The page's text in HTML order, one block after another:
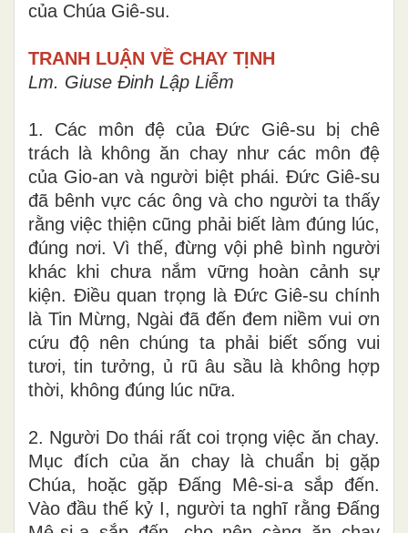
của Chúa Giê-su.
TRANH LUẬN VỀ CHAY TỊNH
Lm. Giuse Đinh Lập Liễm
1. Các môn đệ của Đức Giê-su bị chê
trách là không ăn chay như các môn đệ
của Gio-an và người biệt phái. Đức Giê-su
đã bênh vực các ông và cho người ta thấy
rằng việc thiện cũng phải biết làm đúng lúc,
đúng nơi. Vì thế, đừng vội phê bình người
khác khi chưa nắm vững hoàn cảnh sự
kiện. Điều quan trọng là Đức Giê-su chính
là Tin Mừng, Ngài đã đến đem niềm vui ơn
cứu độ nên chúng ta phải biết sống vui
tươi, tin tưởng, ủ rũ âu sầu là không hợp
thời, không đúng lúc nữa.
2. Người Do thái rất coi trọng việc ăn chay.
Mục đích của ăn chay là chuẩn bị gặp
Chúa, hoặc gặp Đấng Mê-si-a sắp đến.
Vào đầu thế kỷ I, người ta nghĩ rằng Đấng